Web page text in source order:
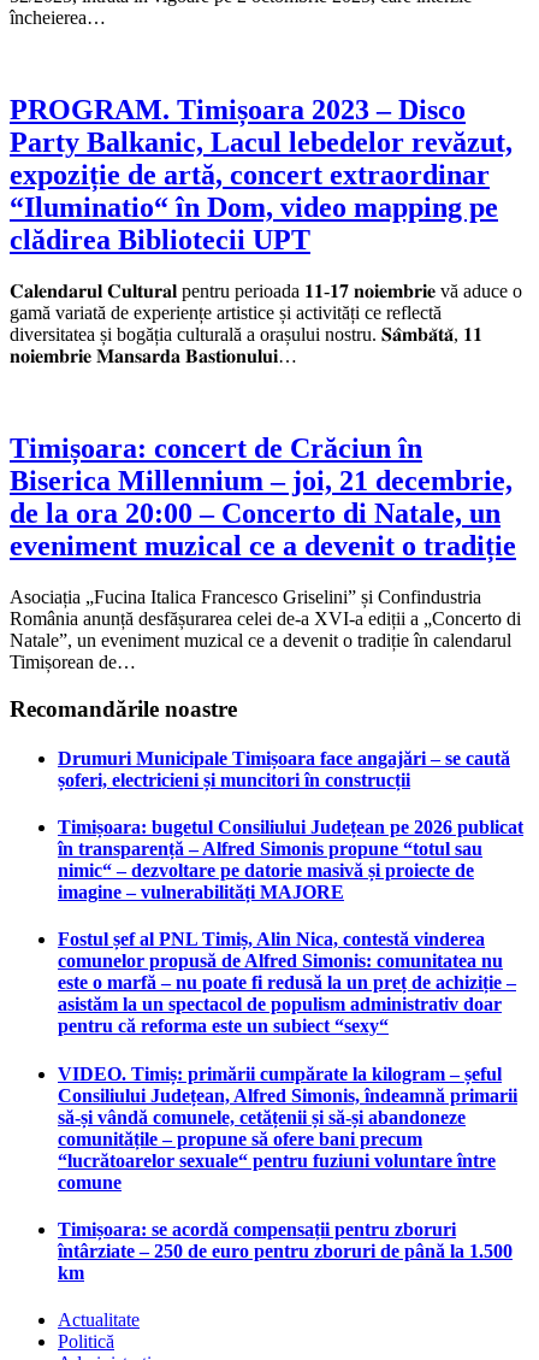
încheierea…
PROGRAM. Timișoara 2023 – Disco
Party Balkanic, Lacul lebedelor revăzut,
expoziție de artă, concert extraordinar
“Iluminatio“ în Dom, video mapping pe
clădirea Bibliotecii UPT
𝐂𝐚𝐥𝐞𝐧𝐝𝐚𝐫𝐮𝐥 𝐂𝐮𝐥𝐭𝐮𝐫𝐚𝐥 pentru perioada 𝟏𝟏-𝟏𝟕 𝐧𝐨𝐢𝐞𝐦𝐛𝐫𝐢𝐞 vă aduce o
gamă variată de experiențe artistice și activități ce reflectă
diversitatea și bogăția culturală a orașului nostru. 𝐒𝐚̂𝐦𝐛𝐚̆𝐭𝐚̆, 𝟏𝟏
𝐧𝐨𝐢𝐞𝐦𝐛𝐫𝐢𝐞 𝐌𝐚𝐧𝐬𝐚𝐫𝐝𝐚 𝐁𝐚𝐬𝐭𝐢𝐨𝐧𝐮𝐥𝐮𝐢…
Timișoara: concert de Crăciun în
Biserica Millennium – joi, 21 decembrie,
de la ora 20:00 – Concerto di Natale, un
eveniment muzical ce a devenit o tradiție
Asociația „Fucina Italica Francesco Griselini” și Confindustria
România anunță desfășurarea celei de-a XVI-a ediții a „Concerto di
Natale”, un eveniment muzical ce a devenit o tradiție în calendarul
Timișorean de…
Recomandările noastre
Drumuri Municipale Timișoara face angajări – se caută
șoferi, electricieni și muncitori în construcții
Timișoara: bugetul Consiliului Județean pe 2026 publicat
în transparență – Alfred Simonis propune “totul sau
nimic“ – dezvoltare pe datorie masivă și proiecte de
imagine – vulnerabilități MAJORE
Fostul șef al PNL Timiș, Alin Nica, contestă vinderea
comunelor propusă de Alfred Simonis: comunitatea nu
este o marfă – nu poate fi redusă la un preț de achiziție –
asistăm la un spectacol de populism administrativ doar
pentru că reforma este un subiect “sexy“
VIDEO. Timiș: primării cumpărate la kilogram – șeful
Consiliului Județean, Alfred Simonis, îndeamnă primarii
să-și vândă comunele, cetățenii și să-și abandoneze
comunitățile – propune să ofere bani precum
“lucrătoarelor sexuale“ pentru fuziuni voluntare între
comune
Timișoara: se acordă compensații pentru zboruri
întârziate – 250 de euro pentru zboruri de până la 1.500
km
Actualitate
Politică